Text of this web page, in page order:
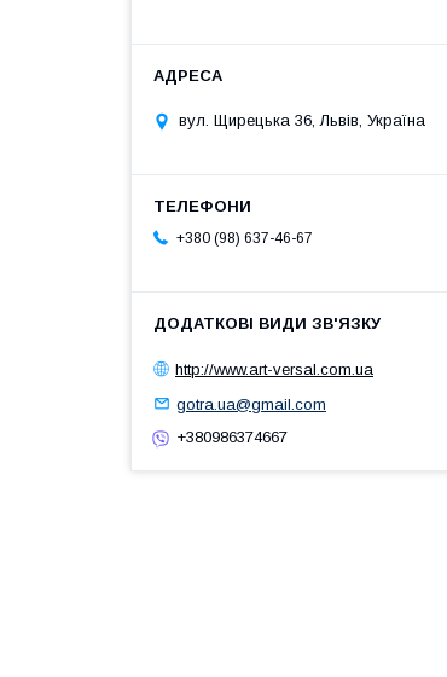
вул. Щирецька 36, Львів, Україна
+380 (98) 637-46-67
http://www.art-versal.com.ua
gotra.ua@gmail.com
+380986374667